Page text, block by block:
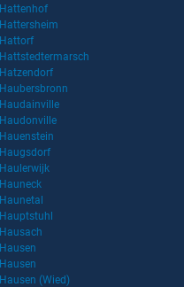
Hattenhof
Hattersheim
Hattorf
Hattstedtermarsch
Hatzendorf
Haubersbronn
Haudainville
Haudonville
Hauenstein
Haugsdorf
Haulerwijk
Hauneck
Haunetal
Hauptstuhl
Hausach
Hausen
Hausen
Hausen (Wied)